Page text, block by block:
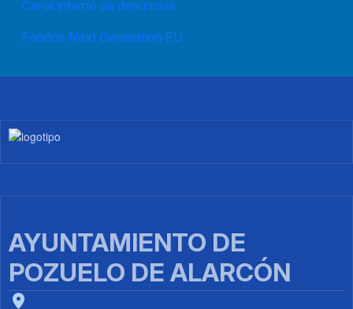
Canal interno de denuncias
Fondos Next Generation EU
Imagen
AYUNTAMIENTO DE
POZUELO DE ALARCÓN